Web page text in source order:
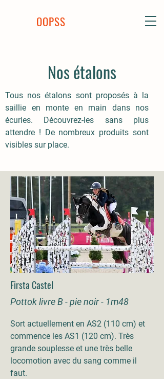
OOPSS
Nos étalons
Tous nos étalons sont proposés à la
saillie en monte en main dans nos
écuries. Découvrez-les sans plus
attendre ! De nombreux produits sont
visibles sur place.
Firsta Castel
Pottok livre B - pie noir - 1m48
Sort actuellement en AS2 (110 cm) et
commence les AS1 (120 cm). Très
grande souplesse et une très belle
locomotion avec du sang comme il
faut.